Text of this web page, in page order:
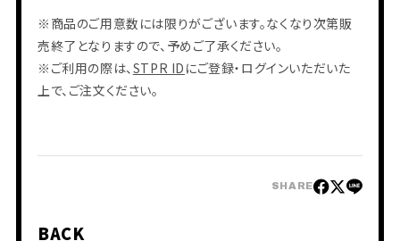
BLOG
Q&A
RADIO
すにくじ
※商品のご用意数には限りがございます。なくなり次第販
売終了となりますので、予めご了承ください。
※ご利用の際は、 STPR ID にご登録・ログインいただいた
上で、ご注文ください。
SHARE
BACK